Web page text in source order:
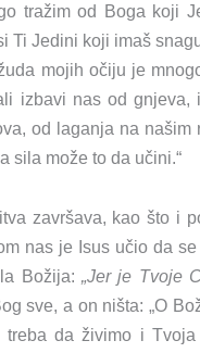
tražim od Boga koji
Ti Jedini koji imaš
mojih očiju je
izbavi nas od
od laganja na
sila može to da učini.“
završava, kao što i
nas je Isus učio da
Božija:„Jer je Tvoje
sve, a on ništa: „O
treba da živimo i